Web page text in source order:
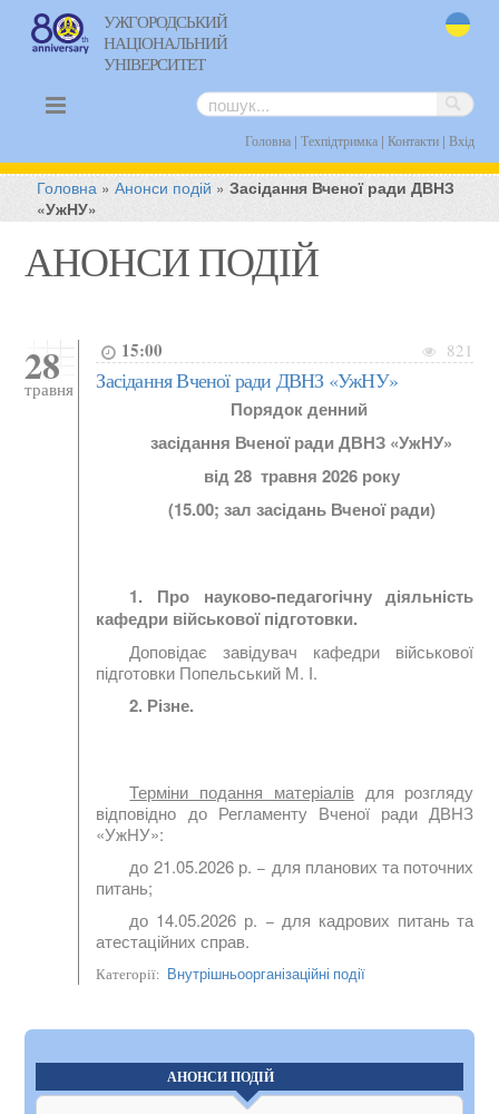
УЖГОРОДСЬКИЙ
НАЦІОНАЛЬНИЙ
УНІВЕРСИТЕТ
Головна| Техпідтримка| Контакти| Вхід
Головна »Анонси подій »Засідання Вченої ради ДВНЗ
«УжНУ»
АНОНСИ ПОДІЙ
28
травня
15:00 821
Засідання Вченої ради ДВНЗ «УжНУ»
Порядок денний
засідання Вченої ради ДВНЗ «УжНУ»
від 28 травня 2026 року
(15.00; зал засідань Вченої ради)
1. Про науково-педагогічну діяльність
кафедри військової підготовки.
Доповідає завідувач кафедри військової
підготовки Попельський М. І.
2. Різне.
Терміни подання матеріалівдля розгляду
відповідно до Регламенту Вченої ради ДВНЗ
«УжНУ»:
до 21.05.2026 р. − для планових та поточних
питань;
до 14.05.2026 р. − для кадрових питань та
атестаційних справ.
Категорії: Внутрішньоорганізаційні події
АНОНСИ ПОДІЙ